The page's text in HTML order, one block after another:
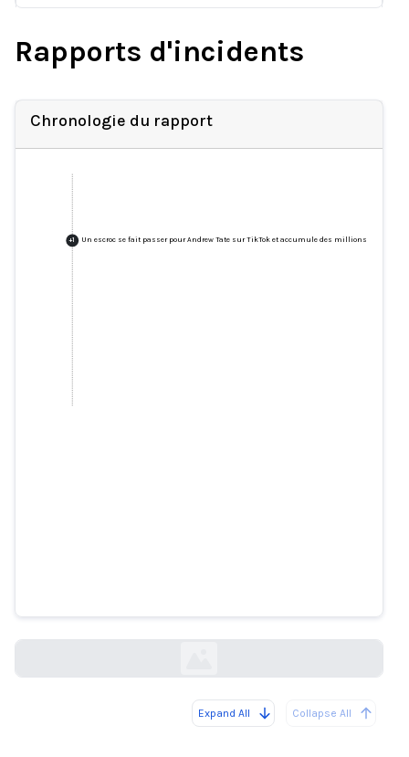
Rapports d'incidents
Chronologie du rapport
+1 Un escroc se fait passer pour Andrew Tate sur TikTok et accumule des millions de vues
Expand All Collapse All